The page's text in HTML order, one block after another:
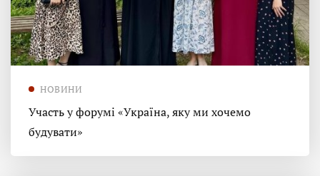
НОВИНИ
Участь у форумі «Україна, яку ми хочемо
будувати»